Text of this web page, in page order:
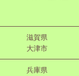
滋賀県
大津市
兵庫県